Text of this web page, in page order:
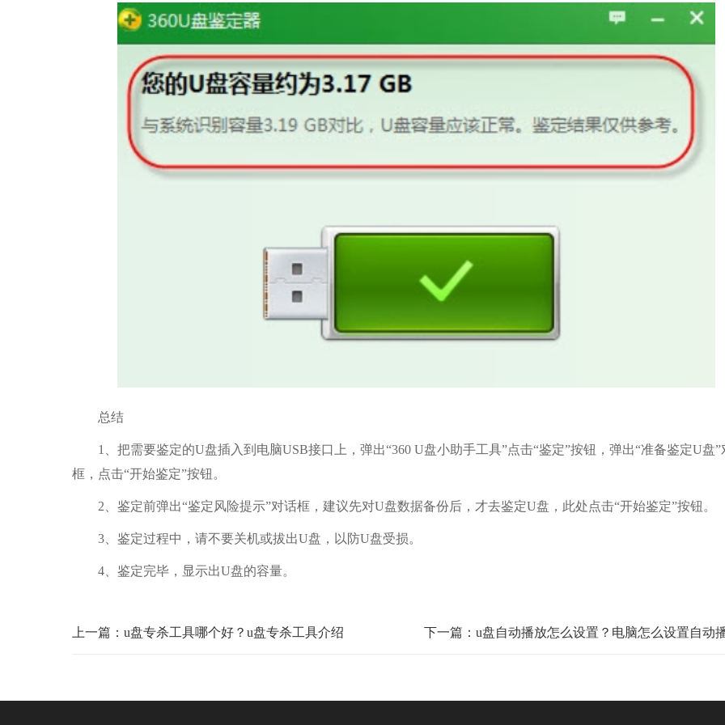
总结
1、把需要鉴定的U盘插入到电脑USB接口上，弹出“360 U盘小助手工具”点击“鉴定”按钮，弹出“准备鉴定U盘”
框，点击“开始鉴定”按钮。
2、鉴定前弹出“鉴定风险提示”对话框，建议先对U盘数据备份后，才去鉴定U盘，此处点击“开始鉴定”按钮。
3、鉴定过程中，请不要关机或拔出U盘，以防U盘受损。
4、鉴定完毕，显示出U盘的容量。
上一篇：u盘专杀工具哪个好？u盘专杀工具介绍 下一篇：u盘自动播放怎么设置？电脑怎么设置自动